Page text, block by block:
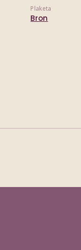
Plaketa
Bron